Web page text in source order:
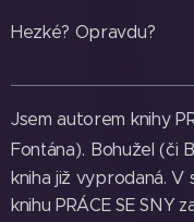
Hezké? Opravdu?
Jsem autorem knihy
Fontána). Bohužel (či
kniha již vyprodaná. V
knihuPRÁCE SE SNY